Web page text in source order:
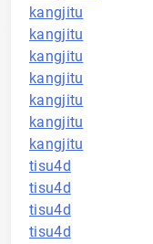
kangjitu
kangjitu
kangjitu
kangjitu
kangjitu
kangjitu
kangjitu
tisu4d
tisu4d
tisu4d
tisu4d